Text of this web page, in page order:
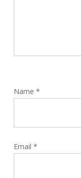
Name *
Email *